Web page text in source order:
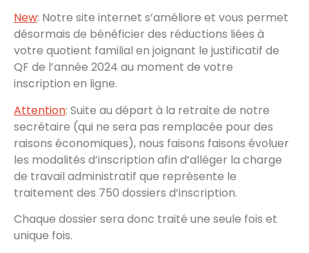
New: Notre site internet s’améliore et vous permet
désormais de bénéficier des réductions liées à
votre quotient familial en joignant le justificatif de
QF de l’année 2024 au moment de votre
inscription en ligne.
Attention: Suite au départ à la retraite de notre
secrétaire (qui ne sera pas remplacée pour des
raisons économiques), nous faisons faisons évoluer
les modalités d’inscription afin d’alléger la charge
de travail administratif que représente le
traitement des 750 dossiers d’inscription.
Chaque dossier sera donc traité une seule fois et
unique fois.